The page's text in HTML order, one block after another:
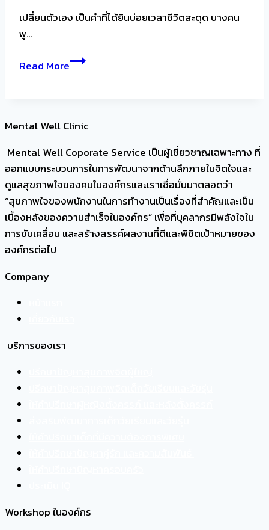
เปลี่ยนตัวเอง เป็นคำที่ได้ยินบ่อยเวลาชีวิตสะดุด บางคน
พู…
Read Moreเปลี่ยน
คน
เหวี่ยง
ให้
เป็น
คน
เข้าใจ
ตัว
Mental Well Clinic
Mental Well Coporate Service เป็นผู้เชี่ยวชาญเฉพาะทาง ที่
ออกแบบกระบวนการในการพัฒนาจากด้านลึกภายในจิตใจและ
ดูแลสุขภาพใจของคนในองค์กรและเราเชื่อมั่นมาตลอดว่า
“สุขภาพใจของพนักงานในการทำงานเป็นเรื่องที่สำคัญและเป็น
เบื้องหลังของความสำเร็จในองค์กร” เพื่อที่บุคลากรมีพลังใจใน
การขับเคลื่อน และสร้างสรรค์ผลงานที่ดีและพิชิตเป้าหมายของ
องค์กรต่อไป
Company
บริการของเรา
Workshop ในองค์กร